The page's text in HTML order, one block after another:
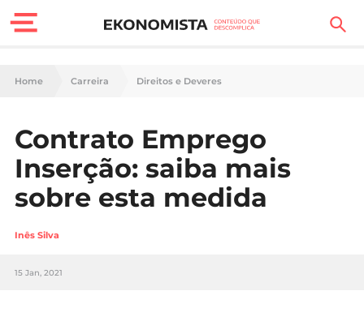
Finanças Pessoais
Carreira
Casa
Lifestyle
Sociedade
Home Carreira Direitos e Deveres
Contrato Emprego
Inserção: saiba mais
sobre esta medida
Inês Silva
15 Jan, 2021